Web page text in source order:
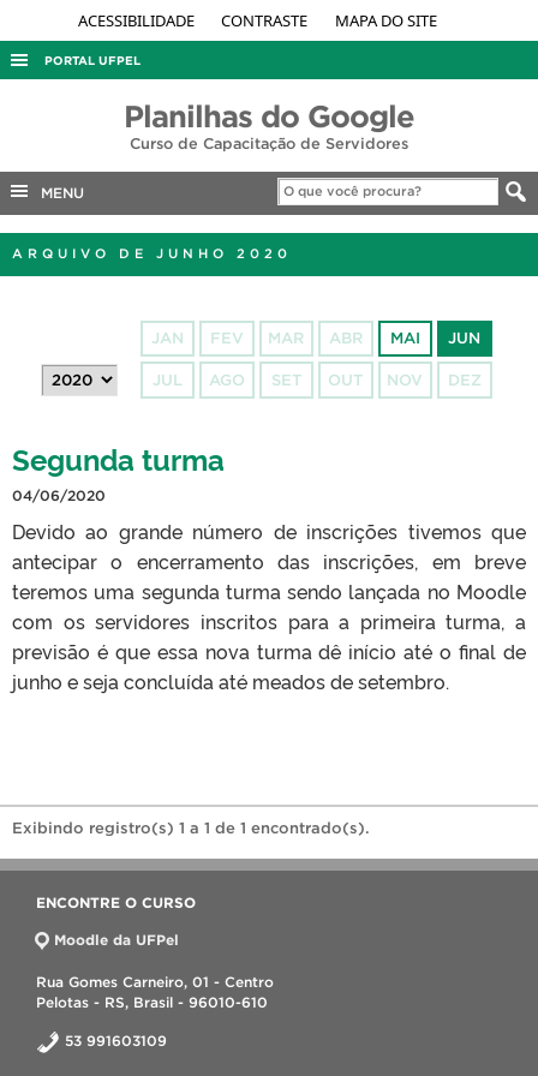
ACESSIBILIDADE CONTRASTE MAPA DO SITE
PORTAL UFPEL
PORTARIAS
Planilhas do Google
Curso de Capacitação de Servidores
MENU
ARQUIVO DE JUNHO 2020
JAN FEV MAR ABR MAI JUN
JUL AGO SET OUT NOV DEZ
Segunda turma
04/06/2020
Devido ao grande número de inscrições tivemos que
antecipar o encerramento das inscrições, em breve
teremos uma segunda turma sendo lançada no Moodle
com os servidores inscritos para a primeira turma, a
previsão é que essa nova turma dê início até o final de
junho e seja concluída até meados de setembro.
Exibindo registro(s) 1 a 1 de 1 encontrado(s).
ENCONTRE O CURSO
Moodle da UFPel
Rua Gomes Carneiro, 01 - Centro
Pelotas - RS, Brasil - 96010-610
53 991603109